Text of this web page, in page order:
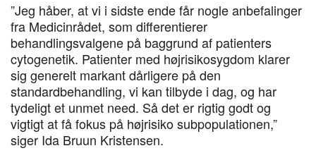
”Jeg håber, at vi i sidste ende får nogle anbefalinger
fra Medicinrådet, som differentierer
behandlingsvalgene på baggrund af patienters
cytogenetik. Patienter med højrisikosygdom klarer
sig generelt markant dårligere på den
standardbehandling, vi kan tilbyde i dag, og har
tydeligt et unmet need. Så det er rigtig godt og
vigtigt at få fokus på højrisiko subpopulationen,”
siger Ida Bruun Kristensen.